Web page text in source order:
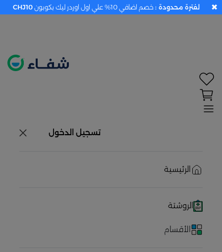
تسجيل الدخول
الرئيسية
الروشتة
الأقسام
لفترة محدودة : خصم اضافي 10% علي اول اوردر ليك بكوبون CHJ10 ✖